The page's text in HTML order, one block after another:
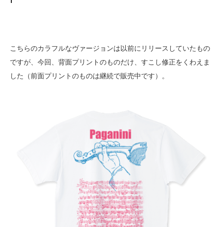
こちらのカラフルなヴァージョンは以前にリリースしていたもの
ですが、今回、背面プリントのものだけ、すこし修正をくわえま
した（前面プリントのものは継続で販売中です）。